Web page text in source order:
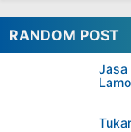
RANDOM POST
Jasa